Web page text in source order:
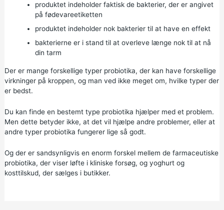
produktet indeholder faktisk de bakterier, der er angivet
på fødevareetiketten
produktet indeholder nok bakterier til at have en effekt
bakterierne er i stand til at overleve længe nok til at nå
din tarm
Der er mange forskellige typer probiotika, der kan have forskellige
virkninger på kroppen, og man ved ikke meget om, hvilke typer der
er bedst.
Du kan finde en bestemt type probiotika hjælper med et problem.
Men dette betyder ikke, at det vil hjælpe andre problemer, eller at
andre typer probiotika fungerer lige så godt.
Og der er sandsynligvis en enorm forskel mellem de farmaceutiske
probiotika, der viser løfte i kliniske forsøg, og yoghurt og
kosttilskud, der sælges i butikker.